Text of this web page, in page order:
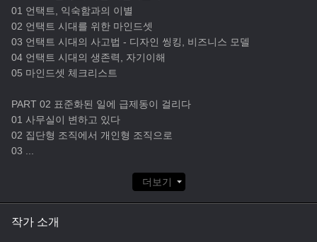
01 언택트, 익숙함과의 이별
02 언택트 시대를 위한 마인드셋
03 언택트 시대의 사고법 - 디자인 씽킹, 비즈니스 모델
04 언택트 시대의 생존력, 자기이해
05 마인드셋 체크리스트
PART 02 표준화된 일에 급제동이 걸리다
01 사무실이 변하고 있다
02 집단형 조직에서 개인형 조직으로
03
더보기
작가 소개